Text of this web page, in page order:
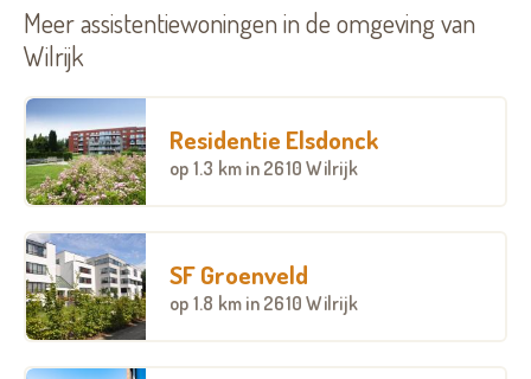
de computers kunt gebruiken ... Er is altijd een
woonassistent of buurtzorgcoördinator van het
dienstencentrum in de buurt om aan te spreken bij
vragen of problemen.
Oversnes I en II?
Interesse in onze overige troeven,
beschikbaarheden en prijzen...
Meer assistentiewoningen in de omgeving van
Wilrijk
Residentie Elsdonck
op 1.3 km in 2610 Wilrijk
SF Groenveld
op 1.8 km in 2610 Wilrijk